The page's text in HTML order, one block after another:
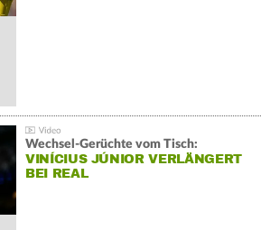
Wechsel-Gerüchte vom Tisch:
VINÍCIUS JÚNIOR VERLÄNGERT
BEI REAL